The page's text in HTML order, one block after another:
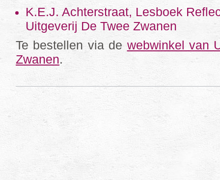
K.E.J. Achterstraat, Lesboek
Uitgeverij De Twee Zwanen
Te bestellen via de webwinkel van
Zwanen.